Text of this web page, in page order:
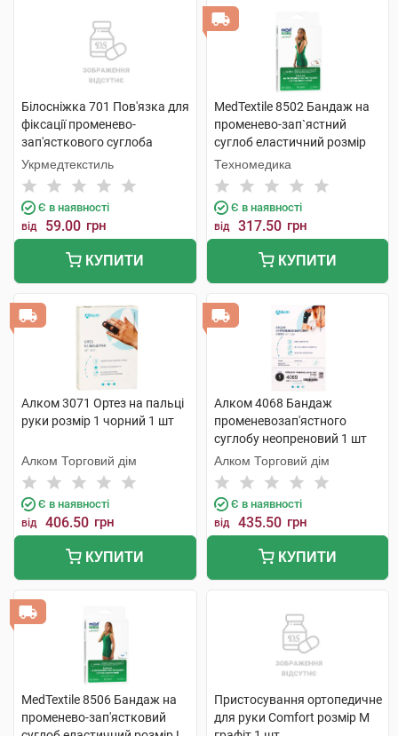
Білосніжка 701 Пов'язка для
фіксації променево-
зап'ясткового суглоба
розмір 4 (21-22см) 1 шт
Укрмедтекстиль
Є в наявності
від 59.00 грн
КУПИТИ
MedTextile 8502 Бандаж на
променево-зап`ястний
суглоб еластичний розмір
S/M 1 шт
Техномедика
Є в наявності
від 317.50 грн
КУПИТИ
Алком 3071 Ортез на пальці
руки розмір 1 чорний 1 шт
Алком Торговий дім
Є в наявності
від 406.50 грн
КУПИТИ
Алком 4068 Бандаж
променевозап'ястного
суглобу неопреновий 1 шт
Алком Торговий дім
Є в наявності
від 435.50 грн
КУПИТИ
MedTextile 8506 Бандаж на
променево-зап'ястковий
Пристосування ортопедичне
для руки Comfort розмір M